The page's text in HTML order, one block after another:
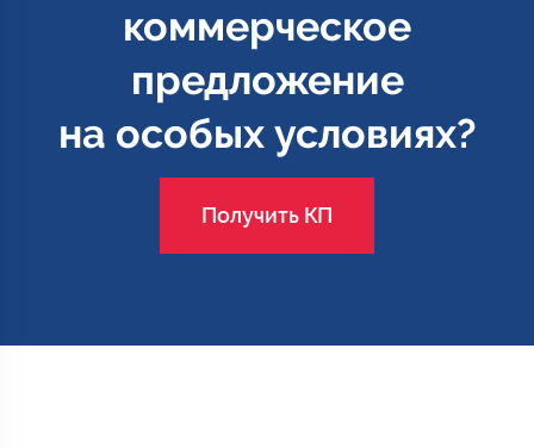
коммерческое
предложение
на особых условиях?
Получить КП